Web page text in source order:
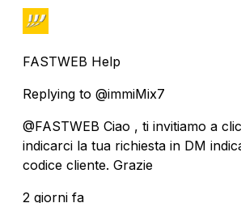
FASTWEB Help
Replying to @immiMix7
@FASTWEB Ciao , ti invitiamo a
indicarci la tua richiesta in DM
codice cliente. Grazie
2 giorni fa